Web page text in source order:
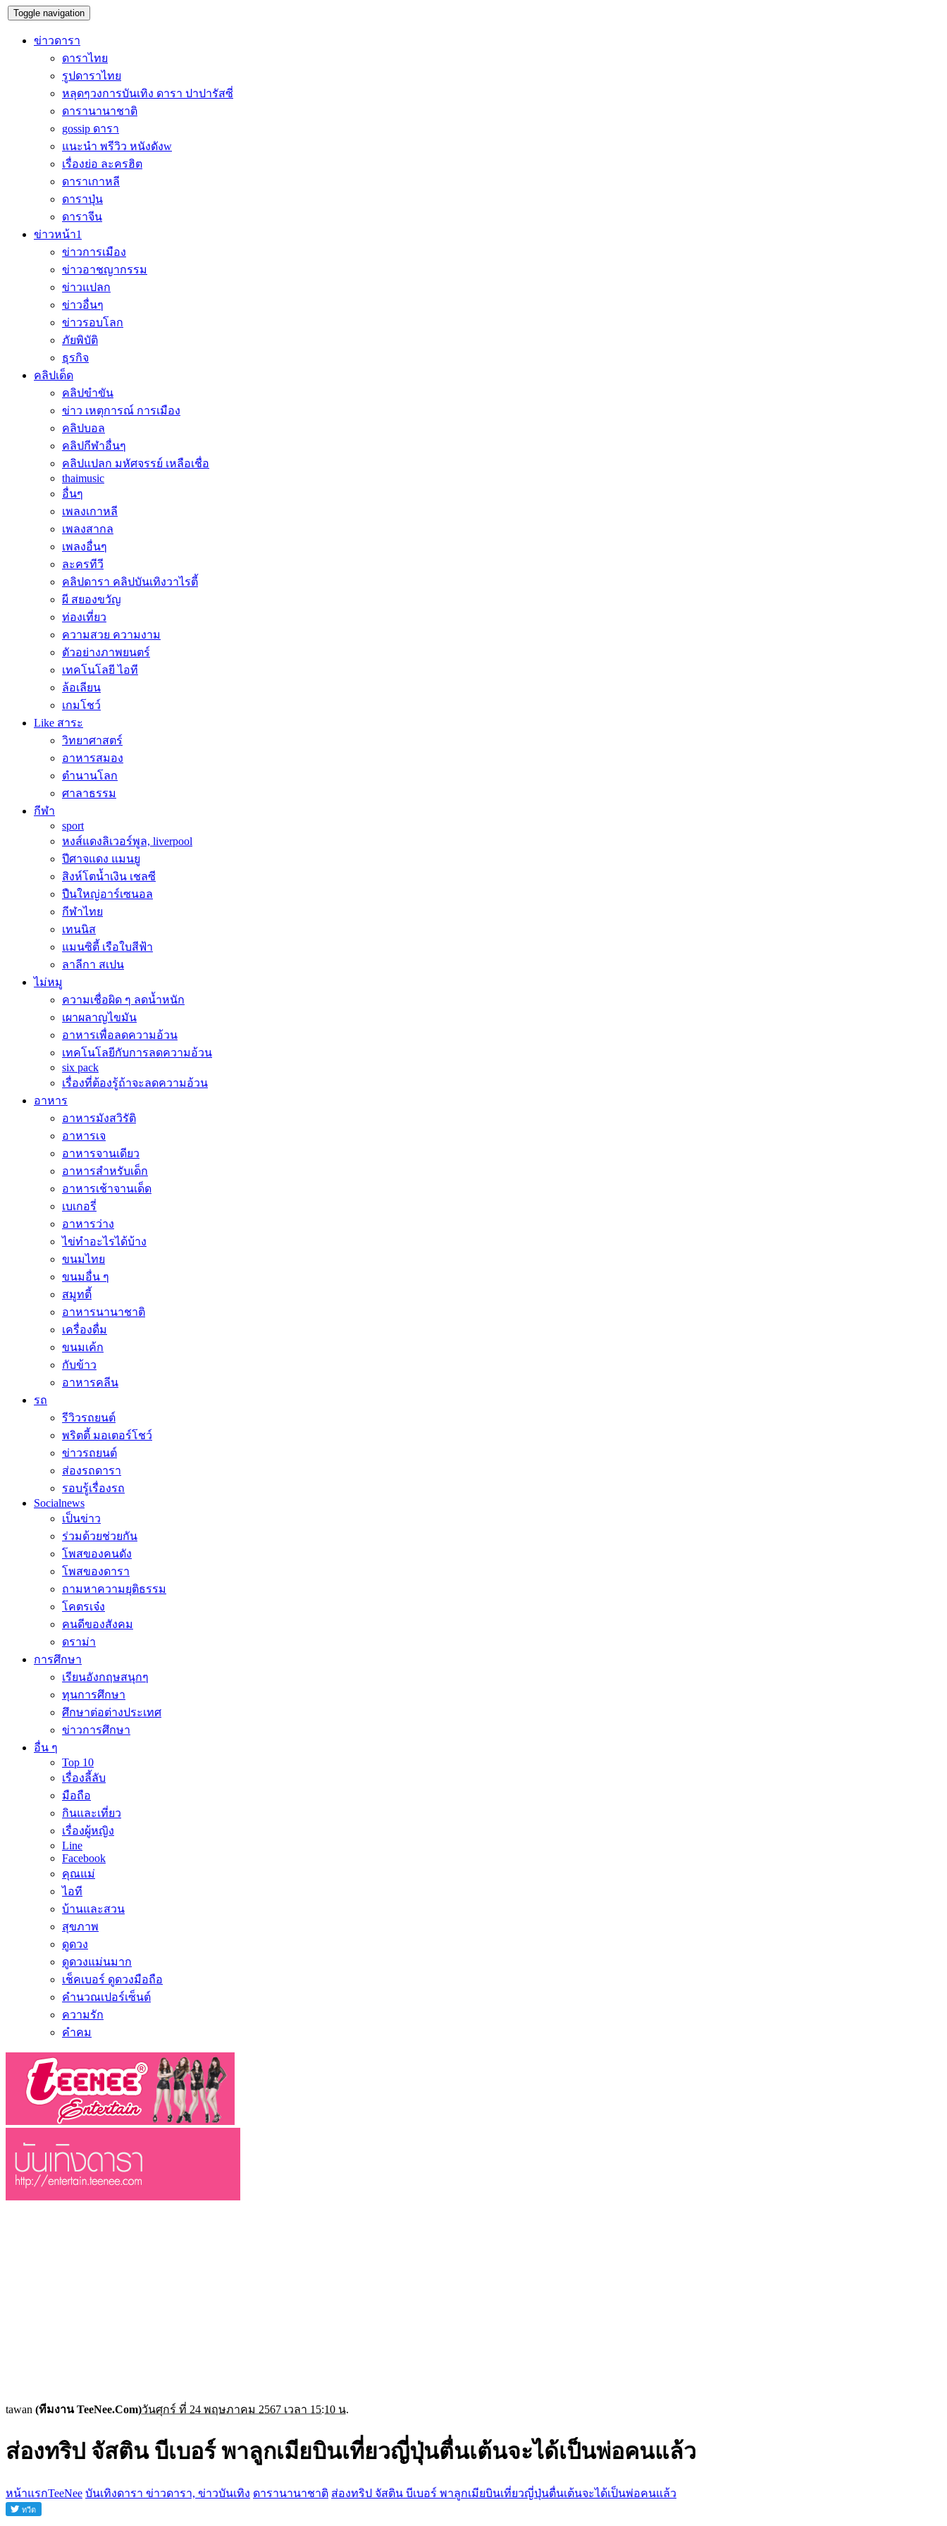
Toggle navigation
ข่าวดารา
ดาราไทย
รูปดาราไทย
หลุดๆวงการบันเทิง ดารา ปาปารัสซี่
ดารานานาชาติ
gossip ดารา
แนะนำ พรีวิว หนังดังw
เรื่องย่อ ละครฮิต
ดาราเกาหลี
ดาราปุ่น
ดาราจีน
ข่าวหน้า1
ข่าวการเมือง
ข่าวอาชญากรรม
ข่าวแปลก
ข่าวอื่นๆ
ข่าวรอบโลก
ภัยพิบัติ
ธุรกิจ
คลิปเด็ด
คลิปขำขัน
ข่าว เหตุการณ์ การเมือง
คลิปบอล
คลิปกีฬาอื่นๆ
คลิปแปลก มหัศจรรย์ เหลือเชื่อ
thaimusic
อื่นๆ
เพลงเกาหลี
เพลงสากล
เพลงอื่นๆ
ละครทีวี
คลิปดารา คลิปบันเทิงวาไรตี้
ผี สยองขวัญ
ท่องเที่ยว
ความสวย ความงาม
ตัวอย่างภาพยนตร์
เทคโนโลยี ไอที
ล้อเลียน
เกมโชว์
Like สาระ
วิทยาศาสตร์
อาหารสมอง
ตำนานโลก
ศาลาธรรม
กีฬา
sport
หงส์แดงลิเวอร์พูล, liverpool
ปีศาจแดง แมนยู
สิงห์โตน้ำเงิน เชลซี
ปืนใหญ่อาร์เซนอล
กีฬาไทย
เทนนิส
แมนซิตี้ เรือใบสีฟ้า
ลาลีกา สเปน
ไม่หมู
ความเชื่อผิด ๆ ลดน้ำหนัก
เผาผลาญไขมัน
อาหารเพื่อลดความอ้วน
เทคโนโลยีกับการลดความอ้วน
six pack
เรื่องที่ต้องรู้ถ้าจะลดความอ้วน
อาหาร
อาหารมังสวิรัติ
อาหารเจ
อาหารจานเดียว
อาหารสำหรับเด็ก
อาหารเช้าจานเด็ด
เบเกอรี่
อาหารว่าง
ไข่ทำอะไรได้บ้าง
ขนมไทย
ขนมอื่น ๆ
สมูทตี้
อาหารนานาชาติ
เครื่องดื่ม
ขนมเค้ก
กับข้าว
อาหารคลีน
รถ
รีวิวรถยนต์
พริตตี้ มอเตอร์โชว์
ข่าวรถยนต์
ส่องรถดารา
รอบรู้เรื่องรถ
Socialnews
เป็นข่าว
ร่วมด้วยช่วยกัน
โพสของคนดัง
โพสของดารา
ถามหาความยุติธรรม
โคตรเจ๋ง
คนดีของสังคม
ดราม่า
การศึกษา
เรียนอังกฤษสนุกๆ
ทุนการศึกษา
ศึกษาต่อต่างประเทศ
ข่าวการศึกษา
อื่น ๆ
Top 10
เรื่องลี้ลับ
มือถือ
กินและเที่ยว
เรื่องผู้หญิง
Line
Facebook
คุณแม่
ไอที
บ้านและสวน
สุขภาพ
ดูดวง
ดูดวงแม่นมาก
เช็คเบอร์ ดูดวงมือถือ
คำนวณเปอร์เซ็นต์
ความรัก
คำคม
tawan (ทีมงาน TeeNee.Com)วันศุกร์ ที่ 24 พฤษภาคม 2567 เวลา 15:10 น.
ส่องทริป จัสติน บีเบอร์ พาลูกเมียบินเที่ยวญี่ปุ่นตื่นเต้นจะได้เป็นพ่อคนแล้ว
หน้าแรกTeeNee บันเทิงดารา ข่าวดารา, ข่าวบันเทิง ดารานานาชาติ ส่องทริป จัสติน บีเบอร์ พาลูกเมียบินเที่ยวญี่ปุ่นตื่นเต้นจะได้เป็นพ่อคนแล้ว